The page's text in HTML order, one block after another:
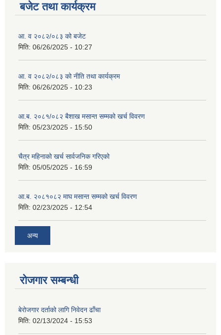
बजेट तथा कार्यक्रम
आ. व २०८२/०८३ को बजेट
मिति: 06/26/2025 - 10:27
आ. व २०८२/०८३ को नीति तथा कार्यक्रम
मिति: 06/26/2025 - 10:23
आ.ब. २०८१/०८२ बैशाख मसान्त सम्मको खर्च विवरण
मिति: 05/23/2025 - 15:50
चैत्र महिनाको खर्च सार्वजनिक गरिएको
मिति: 05/05/2025 - 16:59
आ.ब. २०८१०८२ माघ मसान्त सम्मको खर्च विवरण
मिति: 02/23/2025 - 12:54
अन्य
रोजगार सम्बन्धी
बेरोजगार दर्ताको लागि निवेदन ढाँचा
मिति: 02/13/2024 - 15:53